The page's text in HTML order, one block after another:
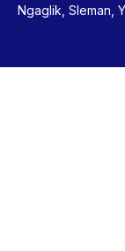
Ngaglik, Sleman,